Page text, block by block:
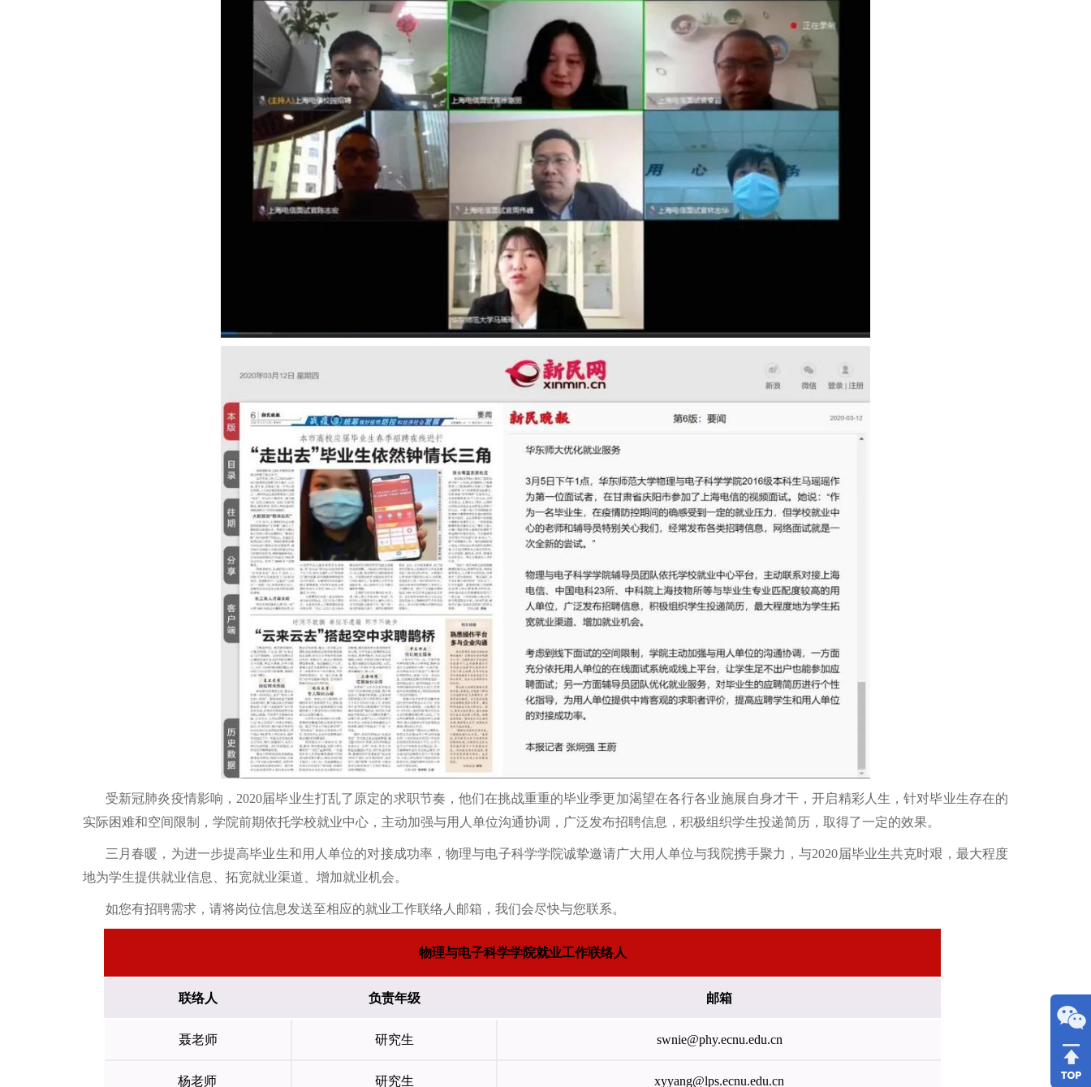
受新冠肺炎疫情影响， 2020届毕业生打乱了原定的求职节奏，他们在挑战重重的毕业季更加渴望在各行各业施展自身才干，开启精彩人生，针对毕业生存在的
实际困难和空间限制，学院前期依托学校就业中心，主动加强与用人单位沟通协调，广泛发布招聘信息，积极组织学生投递简历，取得了一定的效果。
三月春暖，为进一步提高毕业生和用人单位的对接成功率，物理与电子科学学院诚挚邀请广大用人单位与我院携手聚力，与2020届毕业生共克时艰，最大程度
地为学生提供就业信息、拓宽就业渠道、增加就业机会。
如您有招聘需求，请将岗位信息发送至相应的就业工作联络人邮箱，我们会尽快与您联系。
物理与电子科学学院就业工作联络人
联络人 负责年级 邮箱
聂老师 研究生 swnie@phy.ecnu.edu.cn
杨老师 研究生 xyyang@lps.ecnu.edu.cn